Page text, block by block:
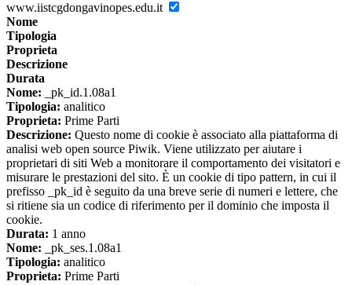
www.iistcgdongavinopes.edu.it
Nome
Tipologia
Proprieta
Descrizione
Durata
Nome: _pk_id.1.08a1
Tipologia: analitico
Proprieta: Prime Parti
Descrizione: Questo nome di cookie è associato alla piattaforma di
analisi web open source Piwik. Viene utilizzato per aiutare i
proprietari di siti Web a monitorare il comportamento dei visitatori e
misurare le prestazioni del sito. È un cookie di tipo pattern, in cui il
prefisso _pk_id è seguito da una breve serie di numeri e lettere, che
si ritiene sia un codice di riferimento per il dominio che imposta il
cookie.
Durata: 1 anno
Nome: _pk_ses.1.08a1
Tipologia: analitico
Proprieta: Prime Parti